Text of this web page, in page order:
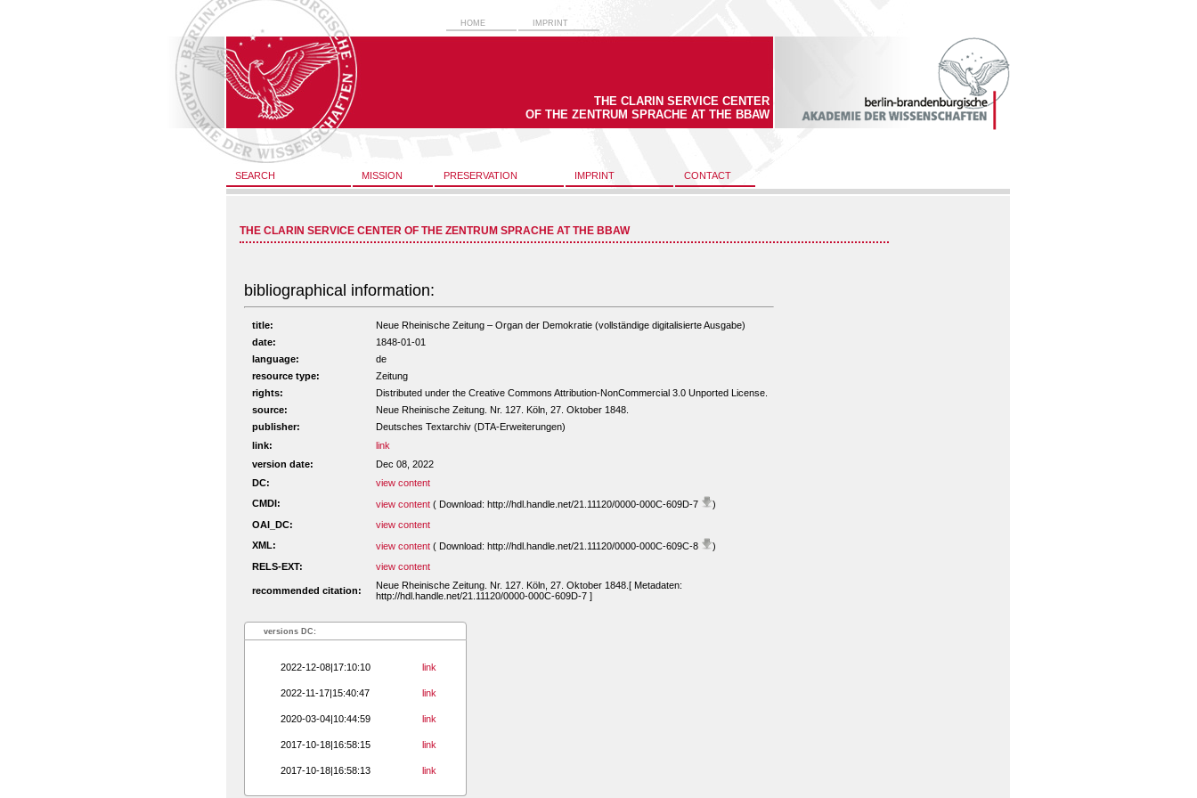
HOME IMPRINT
THE CLARIN SERVICE CENTER
OF THE ZENTRUM SPRACHE AT THE BBAW
SEARCH MISSION PRESERVATION IMPRINT CONTACT
THE CLARIN SERVICE CENTER OF THE ZENTRUM SPRACHE AT THE BBAW
bibliographical information:
title:
Neue Rheinische Zeitung – Organ der Demokratie (vollständige digitalisierte Ausgabe)
date:
1848-01-01
language:
de
resource type:
Zeitung
rights:
Distributed under the Creative Commons Attribution-NonCommercial 3.0 Unported License.
source:
Neue Rheinische Zeitung. Nr. 127. Köln, 27. Oktober 1848.
publisher:
Deutsches Textarchiv (DTA-Erweiterungen)
link:
link
version date:
Dec 08, 2022
DC:
view content
CMDI:
view content ( Download: http://hdl.handle.net/21.11120/0000-000C-609D-7
)
OAI_DC:
view content
XML:
view content ( Download: http://hdl.handle.net/21.11120/0000-000C-609C-8
)
RELS-EXT:
view content
recommended citation:
Neue Rheinische Zeitung. Nr. 127. Köln, 27. Oktober 1848.[ Metadaten:
http://hdl.handle.net/21.11120/0000-000C-609D-7 ]
versions DC:
2022-12-08|17:10:10 link
2022-11-17|15:40:47 link
2020-03-04|10:44:59 link
2017-10-18|16:58:15 link
2017-10-18|16:58:13 link